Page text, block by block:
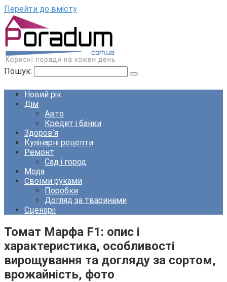
Перейти до вмісту
Пошук:
Новий рік
Дім
Авто
Кредит і банки
Здоров’я
Кулінарні рецепти
Ремонт
Сад і город
Мода
Своїми руками
Поробки
Догляд за тваринами
Сценарії
Томат Марфа F1: опис і
характеристика, особливості
вирощування та догляду за сортом,
врожайність, фото